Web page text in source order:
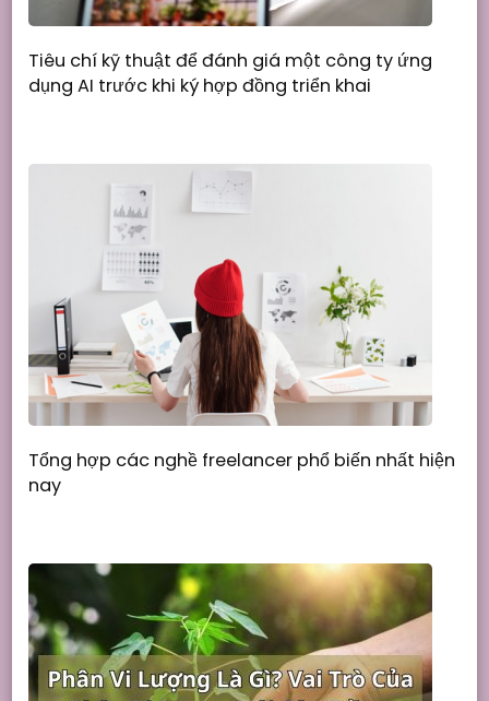
Tiêu chí kỹ thuật để đánh giá một công ty ứng
dụng AI trước khi ký hợp đồng triển khai
Tổng hợp các nghề freelancer phổ biến nhất hiện
nay